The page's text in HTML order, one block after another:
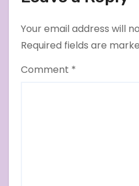
Your email address will
Required fields are
Comment *